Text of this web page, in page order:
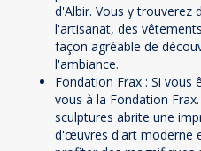
d'Albir. Vous y trouverez
l'artisanat, des
façon agréable de
l'ambiance.
Fondation Frax : Si vous
vous à la Fondation
sculptures abrite une
d'œuvres d'art moderne